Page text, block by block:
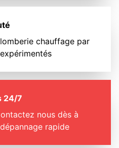
chauffage par
24/7
nous dès à
rapide